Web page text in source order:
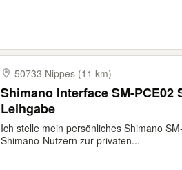
50733 Nippes (11 km)
Shimano Interface SM-PCE02
Leihgabe
Ich stelle mein persönliches Shimano
Shimano-Nutzern zur privaten...